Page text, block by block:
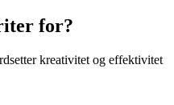
for?
kreativitet og effektivitet